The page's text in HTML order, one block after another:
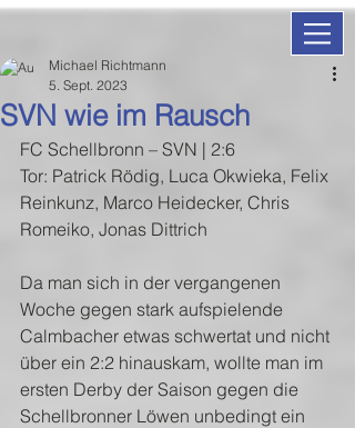
SVN wie im Rausch
Michael Richtmann
5. Sept. 2023
FC Schellbronn – SVN | 2:6
Tor: Patrick Rödig, Luca Okwieka, Felix
Reinkunz, Marco Heidecker, Chris
Romeiko, Jonas Dittrich
Da man sich in der vergangenen
Woche gegen stark aufspielende
Calmbacher etwas schwertat und nicht
über ein 2:2 hinauskam, wollte man im
ersten Derby der Saison gegen die
Schellbronner Löwen unbedingt ein